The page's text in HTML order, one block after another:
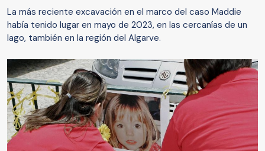
La más reciente excavación en el marco del caso Maddie
había tenido lugar en mayo de 2023, en las cercanías de un
lago, también en la región del Algarve.